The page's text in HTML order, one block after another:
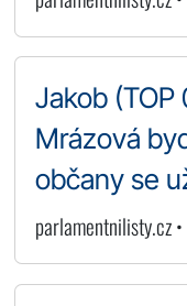
Jakob
Mrázová
občany se
parlamentnilisty.cz